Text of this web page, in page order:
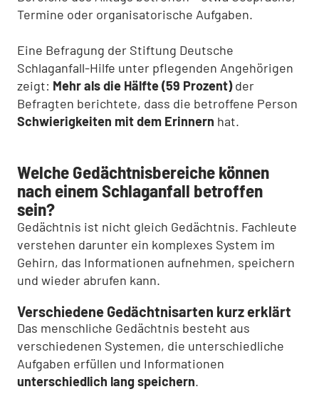
Termine oder organisatorische Aufgaben.
Eine Befragung der Stiftung Deutsche
Schlaganfall-Hilfe unter pflegenden Angehörigen
zeigt: Mehr als die Hälfte (59 Prozent)der
Befragten berichtete, dass die betroffene Person
Schwierigkeiten mit dem Erinnern hat.
Welche Gedächtnisbereiche können
nach einem Schlaganfall betroffen
sein?
Gedächtnis ist nicht gleich Gedächtnis. Fachleute
verstehen darunter ein komplexes System im
Gehirn, das Informationen aufnehmen, speichern
und wieder abrufen kann.
Verschiedene Gedächtnisarten kurz erklärt
Das menschliche Gedächtnis besteht aus
verschiedenen Systemen, die unterschiedliche
Aufgaben erfüllen und Informationen
unterschiedlich lang speichern.